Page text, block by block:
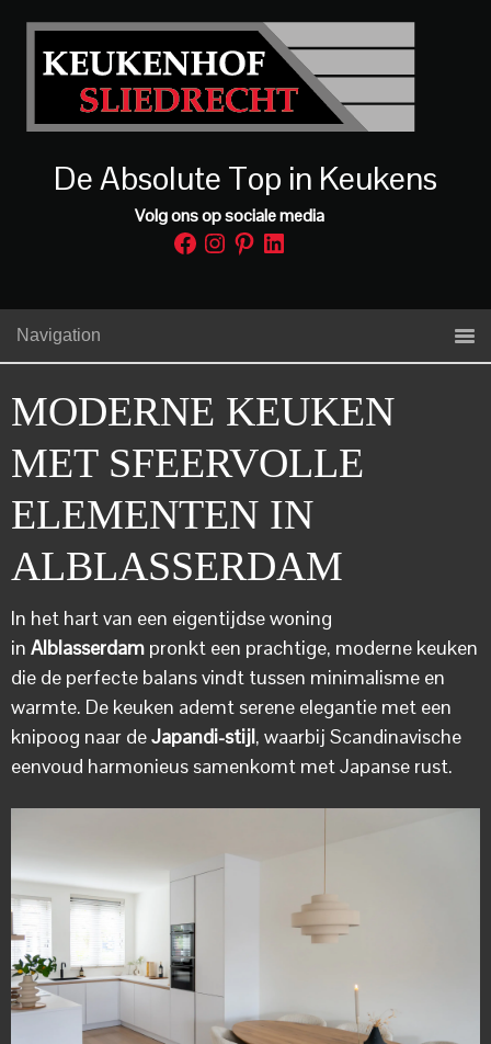
De Absolute Top in Keukens
Volg ons op sociale media
Facebook
Instagram
PinterestLinkedIn
Navigation
MODERNE KEUKEN
MET SFEERVOLLE
ELEMENTEN IN
ALBLASSERDAM
In het hart van een eigentijdse woning
in Alblasserdam pronkt een prachtige, moderne keuken
die de perfecte balans vindt tussen minimalisme en
warmte. De keuken ademt serene elegantie met een
knipoog naar deJapandi-stijl, waarbij Scandinavische
eenvoud harmonieus samenkomt met Japanse rust.